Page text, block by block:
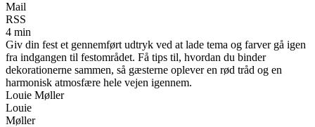
Mail
RSS
4 min
Giv din fest et gennemført udtryk ved at lade tema og farver gå igen
fra indgangen til festområdet. Få tips til, hvordan du binder
dekorationerne sammen, så gæsterne oplever en rød tråd og en
harmonisk atmosfære hele vejen igennem.
Louie Møller
Louie
Møller